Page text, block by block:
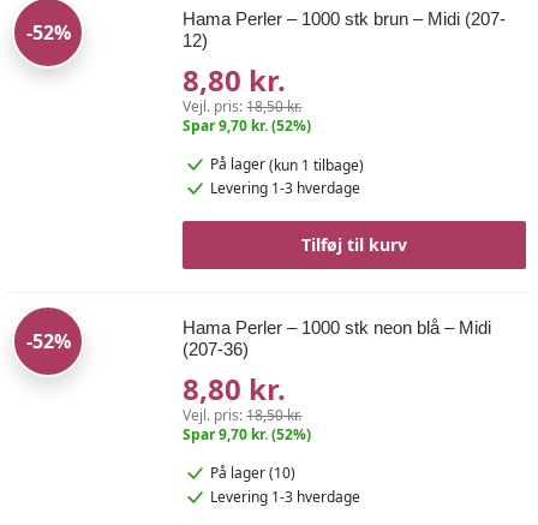
-52%
Hama Perler – 1000 stk brun – Midi (207-
12)
8,80 kr.
Vejl. pris:18,50 kr.
Spar 9,70 kr. (52%)
På lager(kun 1 tilbage)
Levering 1-3 hverdage
Tilføj til kurv
-52%
Hama Perler – 1000 stk neon blå – Midi
(207-36)
8,80 kr.
Vejl. pris:18,50 kr.
Spar 9,70 kr. (52%)
På lager (10)
Levering 1-3 hverdage